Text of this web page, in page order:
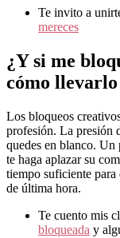
Te invito a
mereces
¿Y si me
cómo llevarlo
Los bloqueos
profesión. La presión
quedes en blanco. Un
te haga aplazar su
tiempo suficiente para
de última hora.
Te cuento mis
bloqueada y